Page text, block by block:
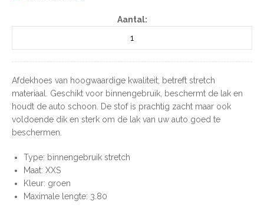
Aantal:
Afdekhoes van hoogwaardige kwaliteit, betreft stretch
materiaal. Geschikt voor binnengebruik, beschermt de lak en
houdt de auto schoon. De stof is prachtig zacht maar ook
voldoende dik en sterk om de lak van uw auto goed te
beschermen.
Type: binnengebruik stretch
Maat: XXS
Kleur: groen
Maximale lengte: 3.80